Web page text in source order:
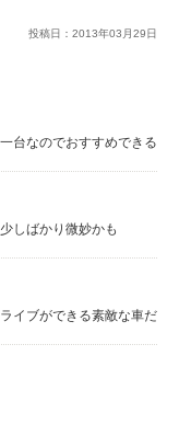
投稿日： 2013年03 月29日
台なのでおすすめできる
しばかり微妙かも
イブができる素敵な車だ